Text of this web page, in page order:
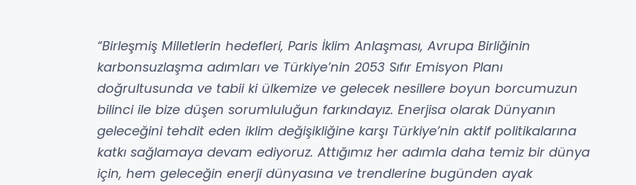
“Birleşmiş Milletlerin hedefleri, Paris İklim Anlaşması, Avrupa Birliğinin
karbonsuzlaşma adımları ve Türkiye’nin 2053 Sıfır Emisyon Planı
doğrultusunda ve tabii ki ülkemize ve gelecek nesillere boyun borcumuzun
bilinci ile bize düşen sorumluluğun farkındayız. Enerjisa olarak Dünyanın
geleceğini tehdit eden iklim değişikliğine karşı Türkiye’nin aktif politikalarına
katkı sağlamaya devam ediyoruz. Attığımız her adımla daha temiz bir dünya
için, hem geleceğin enerji dünyasına ve trendlerine bugünden ayak